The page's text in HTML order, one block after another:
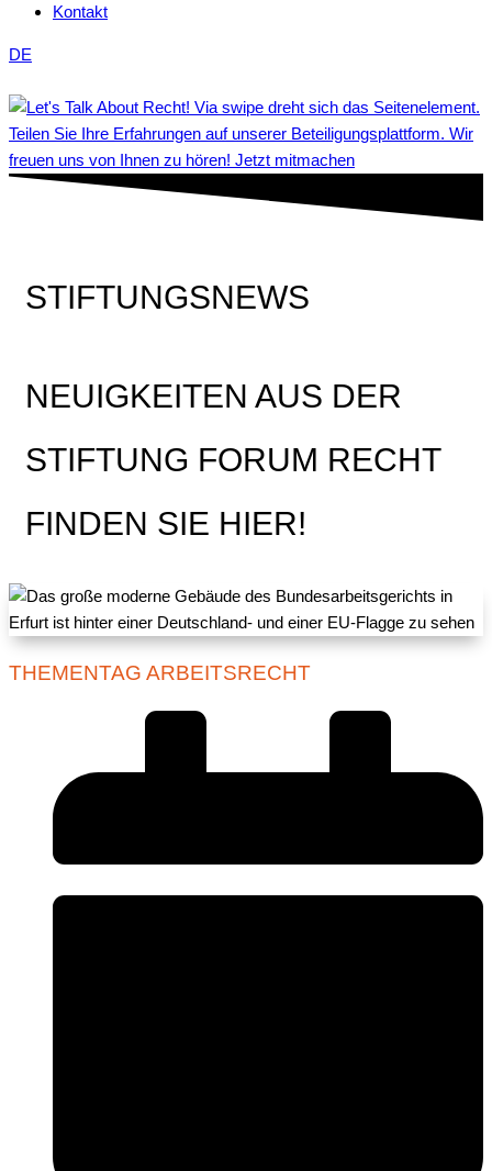
Kontakt
DE
Teilen Sie Ihre Erfahrungen auf unserer Beteiligungsplattform. Wir
freuen uns von Ihnen zu hören! Jetzt mitmachen
STIFTUNGSNEWS
NEUIGKEITEN AUS DER
STIFTUNG FORUM RECHT
FINDEN SIE HIER!
THEMENTAG ARBEITSRECHT